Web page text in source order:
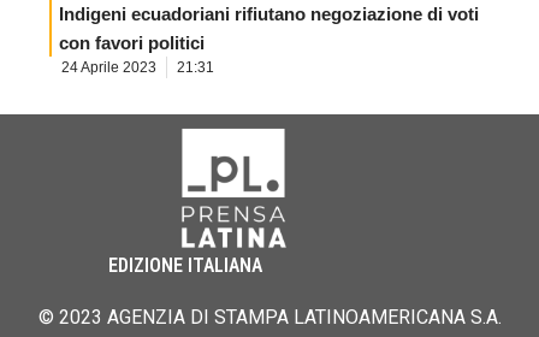
Indigeni ecuadoriani rifiutano negoziazione di voti
con favori politici
24 Aprile 2023 21:31
EDIZIONE ITALIANA
© 2023 AGENZIA DI STAMPA LATINOAMERICANA S.A.